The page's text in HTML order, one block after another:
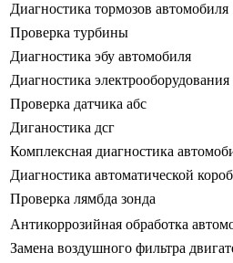
Диагностика тормозов автомобиля
Проверка турбины
Диагностика эбу автомобиля
Диагностика электрооборудования
Проверка датчика абс
Диганостика дсг
Комплексная диагностика
Диагностика автоматической
Проверка лямбда зонда
Антикоррозийная обработка
Замена воздушного фильтра